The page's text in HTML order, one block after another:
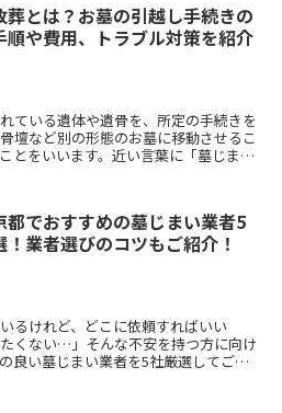
葬とは？お墓の引越し手続きの
順や費用、トラブル対策を紹介
ている遺体や遺骨を、所定の手続きを
壇など別の形態のお墓に移動させるこ
とをいいます。近い言葉に「墓じま
き）、移転先で行う納骨式や開眼供養
があります。また、土葬から改葬する
そこで今回は、改葬の詳しい流れや
る理由、改葬にかかる費用などについ
都でおすすめの墓じまい業者5
！業者選びのコツもご紹介！
るけれど、どこに依頼すればいい
くない…」そんな不安を持つ方に向け
良い墓じまい業者を5社厳選してご紹